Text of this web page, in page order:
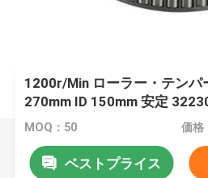
1200r/Min ローラー・テンパ
270mm ID 150mm 安定
MOQ：50 価格
ベストプライス